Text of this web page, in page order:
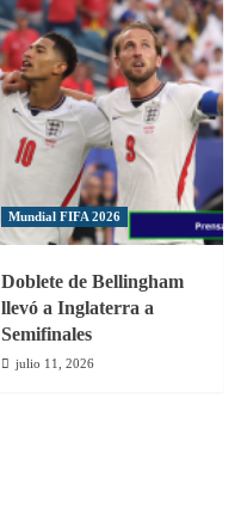
Mundial FIFA 2026
Doblete de Bellingham
llevó a Inglaterra a
Semifinales
julio 11, 2026